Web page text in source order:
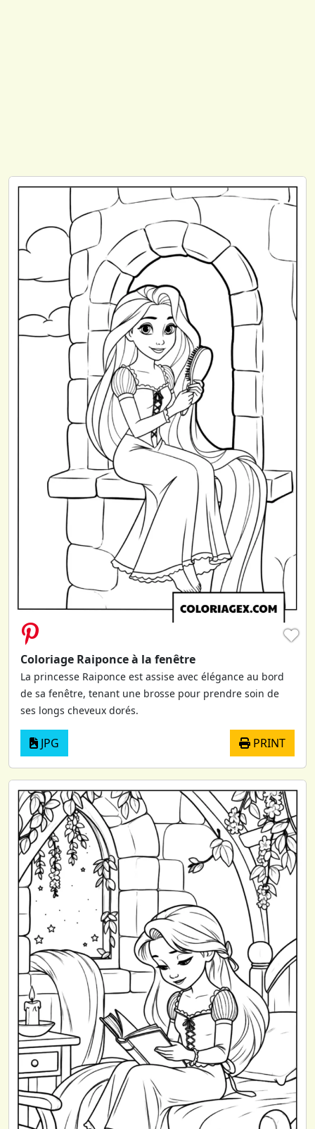
♥
Coloriage Raiponce à la fenêtre
La princesse Raiponce est assise avec élégance au bord
de sa fenêtre, tenant une brosse pour prendre soin de
ses longs cheveux dorés.
JPG PRINT